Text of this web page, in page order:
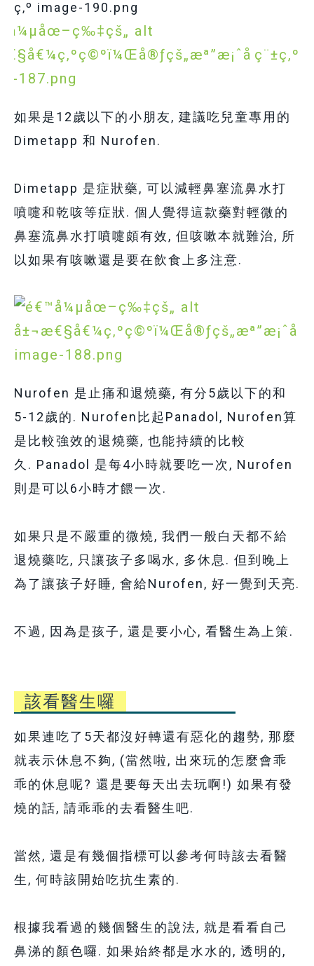
如果是12歲以下的小朋友, 建議吃兒童專用的
Dimetapp 和 Nurofen.
Dimetapp 是症狀藥, 可以減輕鼻塞流鼻水打
噴嚏和乾咳等症狀. 個人覺得這款藥對輕微的
鼻塞流鼻水打噴嚏頗有效, 但咳嗽本就難治, 所
以如果有咳嗽還是要在飲食上多注意.
Nurofen 是止痛和退燒藥, 有分5歲以下的和
5-12 歲的. Nurofen比起Panadol, Nurofen算
是比較強效的退燒藥, 也能持續的比較
久. Panadol 是每4小時就要吃一次, Nurofen
則是可以6小時才餵一次.
如果只是不嚴重的微燒, 我們一般白天都不給
退燒藥吃, 只讓孩子多喝水, 多休息. 但到晚上
為了讓孩子好睡, 會給Nurofen, 好一覺到天亮.
不過, 因為是孩子, 還是要小心, 看醫生為上策.
該看醫生囉
如果連吃了5天都沒好轉還有惡化的趨勢, 那麼
就表示休息不夠, (當然啦, 出來玩的怎麼會乖
乖的休息呢? 還是要每天出去玩啊!) 如果有發
燒的話, 請乖乖的去看醫生吧.
當然, 還是有幾個指標可以參考何時該去看醫
生, 何時該開始吃抗生素的.
根據我看過的幾個醫生的說法, 就是看看自己
鼻涕的顏色囉. 如果始終都是水水的, 透明的,